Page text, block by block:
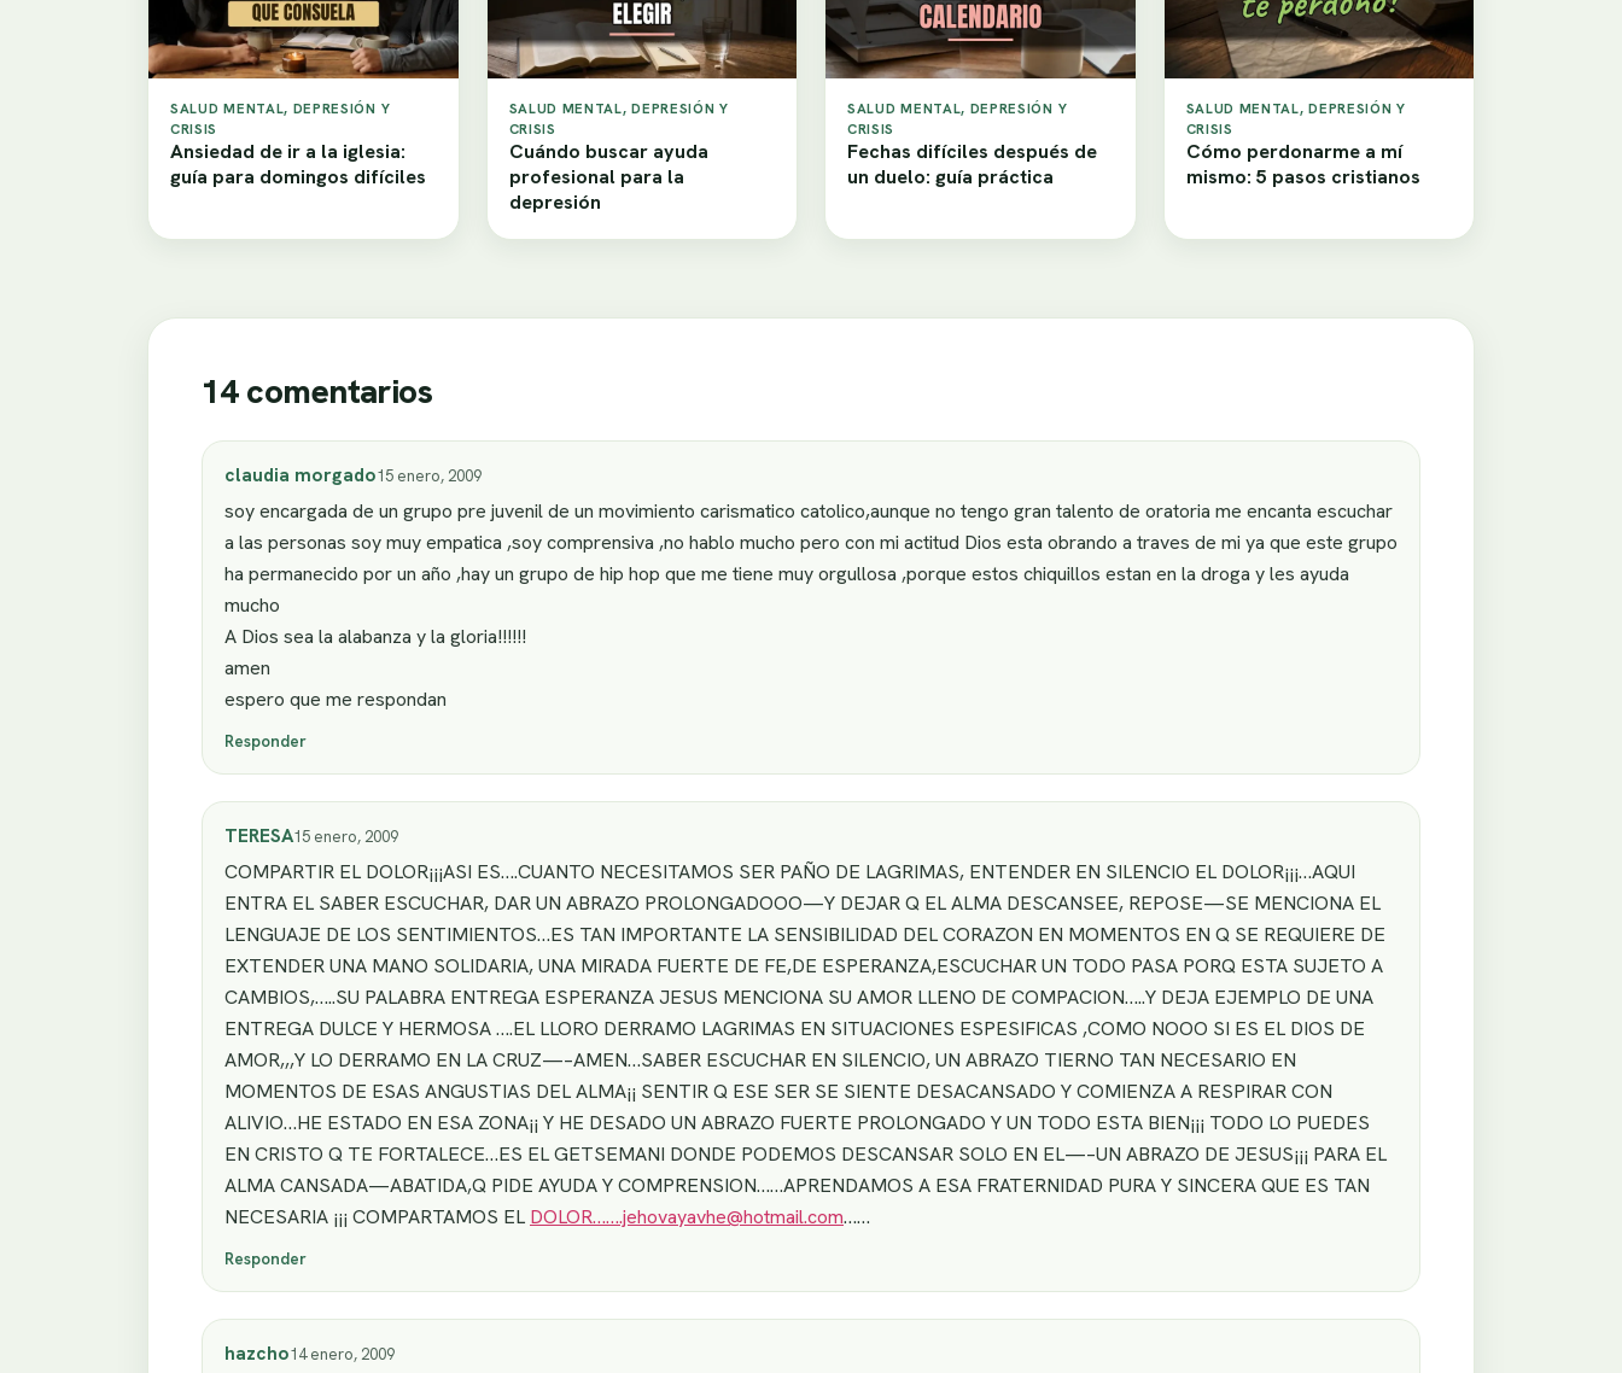
SALUD MENTAL, DEPRESIÓN Y
CRISIS
Ansiedad de ir a la iglesia:
guía para domingos difíciles
SALUD MENTAL, DEPRESIÓN Y
CRISIS
Cuándo buscar ayuda
profesional para la
depresión
SALUD MENTAL, DEPRESIÓN Y
CRISIS
Fechas difíciles después de
un duelo: guía práctica
SALUD MENTAL, DEPRESIÓN Y
CRISIS
Cómo perdonarme a mí
mismo: 5 pasos cristianos
14 comentarios
claudia morgado15 enero, 2009
soy encargada de un grupo pre juvenil de un movimiento carismatico catolico,aunque no tengo gran talento de oratoria me encanta escuchar
a las personas soy muy empatica ,soy comprensiva ,no hablo mucho pero con mi actitud Dios esta obrando a traves de mi ya que este grupo
ha permanecido por un año ,hay un grupo de hip hop que me tiene muy orgullosa ,porque estos chiquillos estan en la droga y les ayuda
mucho
A Dios sea la alabanza y la gloria!!!!!!
amen
espero que me respondan
Responder
TERESA15 enero, 2009
COMPARTIR EL DOLOR¡¡¡ASI ES….CUANTO NECESITAMOS SER PAÑO DE LAGRIMAS, ENTENDER EN SILENCIO EL DOLOR¡¡¡…AQUI
ENTRA EL SABER ESCUCHAR, DAR UN ABRAZO PROLONGADOOO—Y DEJAR Q EL ALMA DESCANSEE, REPOSE—SE MENCIONA EL
LENGUAJE DE LOS SENTIMIENTOS…ES TAN IMPORTANTE LA SENSIBILIDAD DEL CORAZON EN MOMENTOS EN Q SE REQUIERE DE
EXTENDER UNA MANO SOLIDARIA, UNA MIRADA FUERTE DE FE,DE ESPERANZA,ESCUCHAR UN TODO PASA PORQ ESTA SUJETO A
CAMBIOS,…..SU PALABRA ENTREGA ESPERANZA JESUS MENCIONA SU AMOR LLENO DE COMPACION…..Y DEJA EJEMPLO DE UNA
ENTREGA DULCE Y HERMOSA ….EL LLORO DERRAMO LAGRIMAS EN SITUACIONES ESPESIFICAS ,COMO NOOO SI ES EL DIOS DE
AMOR,,,Y LO DERRAMO EN LA CRUZ—–AMEN…SABER ESCUCHAR EN SILENCIO, UN ABRAZO TIERNO TAN NECESARIO EN
MOMENTOS DE ESAS ANGUSTIAS DEL ALMA¡¡ SENTIR Q ESE SER SE SIENTE DESACANSADO Y COMIENZA A RESPIRAR CON
ALIVIO…HE ESTADO EN ESA ZONA¡¡ Y HE DESADO UN ABRAZO FUERTE PROLONGADO Y UN TODO ESTA BIEN¡¡¡ TODO LO PUEDES
EN CRISTO Q TE FORTALECE…ES EL GETSEMANI DONDE PODEMOS DESCANSAR SOLO EN EL—–UN ABRAZO DE JESUS¡¡¡ PARA EL
ALMA CANSADA—ABATIDA,Q PIDE AYUDA Y COMPRENSION……APRENDAMOS A ESA FRATERNIDAD PURA Y SINCERA QUE ES TAN
NECESARIA ¡¡¡ COMPARTAMOS EL DOLOR…….jehovayavhe@hotmail.com……
Responder
hazcho14 enero, 2009